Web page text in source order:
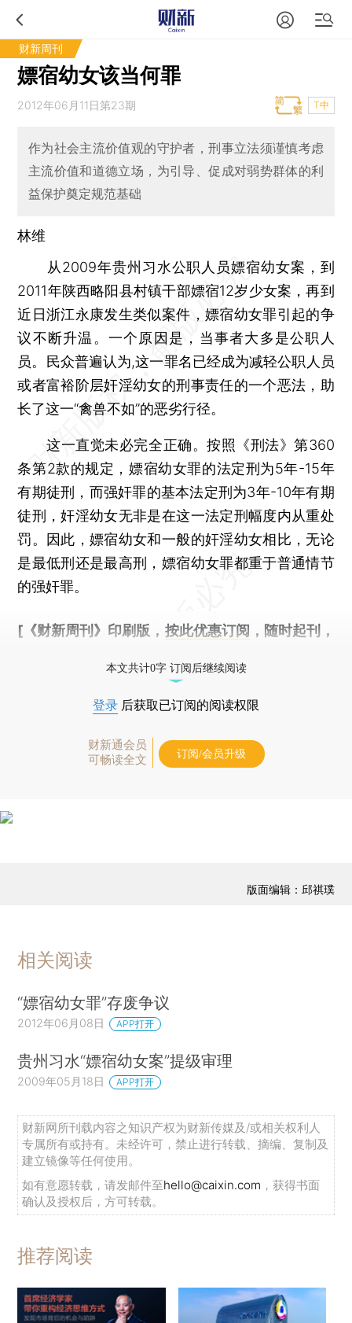
财新周刊
嫖宿幼女该当何罪
2012年06月11日第23期 T中
作为社会主流价值观的守护者，刑事立法须谨慎考虑
主流价值和道德立场，为引导、促成对弱势群体的利
益保护奠定规范基础
林维
从2009年贵州习水公职人员嫖宿幼女案，到
2011年陕西略阳县村镇干部嫖宿12岁少女案，再到
近日浙江永康发生类似案件，嫖宿幼女罪引起的争
议不断升温。一个原因是，当事者大多是公职人
员。民众普遍认为,这一罪名已经成为减轻公职人员
或者富裕阶层奸淫幼女的刑事责任的一个恶法，助
长了这一“禽兽不如”的恶劣行径。
这一直觉未必完全正确。按照《刑法》第360
条第2款的规定，嫖宿幼女罪的法定刑为5年-15年
有期徒刑，而强奸罪的基本法定刑为3年-10年有期
徒刑，奸淫幼女无非是在这一法定刑幅度内从重处
罚。因此，嫖宿幼女和一般的奸淫幼女相比，无论
是最低刑还是最高刑，嫖宿幼女罪都重于普通情节
的强奸罪。
[《财新周刊》印刷版， 按此优惠订阅 ，随时起刊，
本文共计0字 订阅后继续阅读
登录 后获取已订阅的阅读权限
财新通会员
可畅读全文
订阅/会员升级
版面编辑：邱祺璞
相关阅读
“嫖宿幼女罪”存废争议
2012年06月08日 APP打开
贵州习水“嫖宿幼女案”提级审理
2009年05月18日 APP打开
财新网所刊载内容之知识产权为财新传媒及/或相关权利人
专属所有或持有。未经许可，禁止进行转载、摘编、复制及
建立镜像等任何使用。
如有意愿转载，请发邮件至hello@caixin.com ，获得书面
确认及授权后，方可转载。
推荐阅读